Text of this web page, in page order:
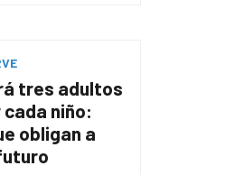
tres adultos
niño:
obligan a